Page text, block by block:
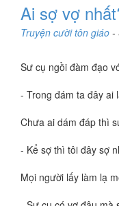
Ai sợ vợ
Truyện cười tôn giáo -
Sư cụ ngồi đàm đạo
- Trong đám ta đây ai
Chưa ai dám đáp thì
- Kể sợ thì tôi đây sợ
Mọi người lấy làm lạ